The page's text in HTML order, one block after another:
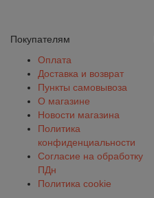
Покупателям
Оплата
Доставка и возврат
Пункты самовывоза
О магазине
Новости магазина
Политика
конфиденциальности
Согласие на обработку
ПДн
Политика cookie